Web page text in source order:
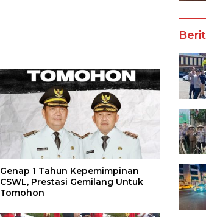
Genap 1 Tahun Kepemimpinan
CSWL, Prestasi Gemilang Untuk
Tomohon